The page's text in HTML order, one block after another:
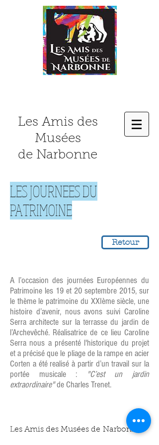
Les Amis des
Musées
de Narbonne
LES JOURNEES DU
PATRIMOINE
Retour
A l’occasion des journées Européennes du
Patrimoine les 19 et 20 septembre 2015, sur
le thème le patrimoine du XXIème siècle, une
histoire d’avenir, nous avons suivi Caroline
Serra architecte sur la terrasse du jardin de
l’Archevêché. Réalisatrice de ce lieu Caroline
Serra nous a présenté l'historique du projet
et a précisé que le pliage de la rampe en acier
Corten a été realisé à partir d’un travail sur la
portée musicale :
"C’est un jardin
extraordinaire"de Charles Trenet.
Les Amis des Musées de Narbonne